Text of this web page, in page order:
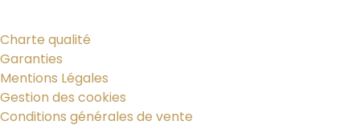
Charte qualité
Garanties
Mentions Légales
Gestion des cookies
Conditions générales de vente